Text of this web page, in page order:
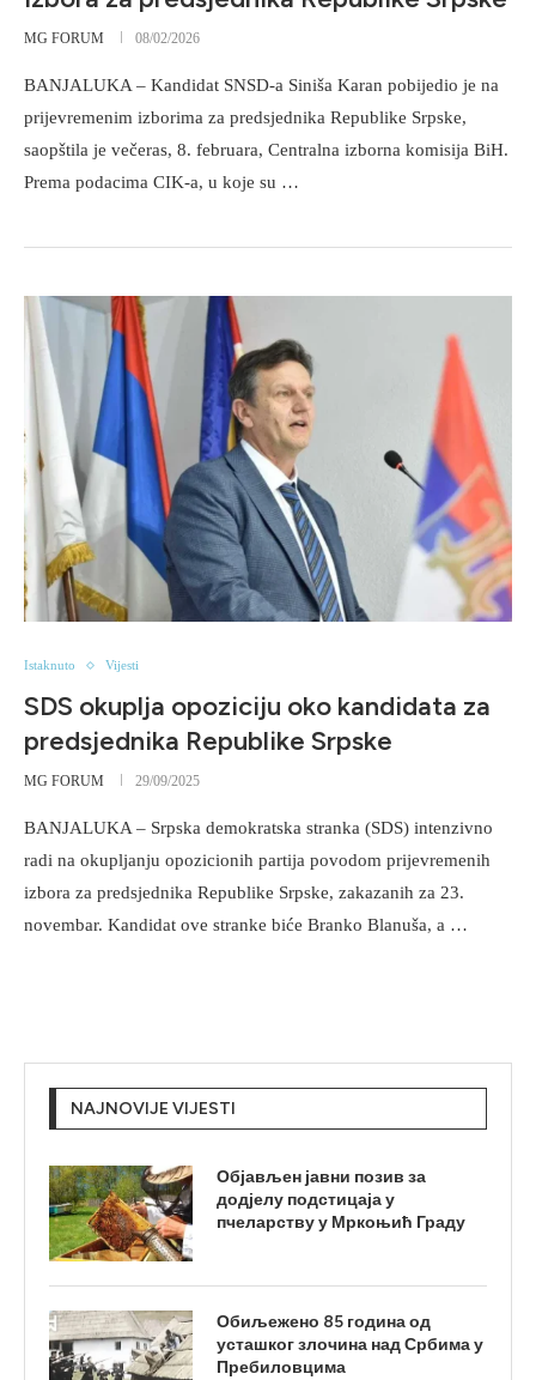
MG FORUM 08/02/2026
BANJALUKA – Kandidat SNSD-a Siniša Karan pobijedio je na
prijevremenim izborima za predsjednika Republike Srpske,
saopštila je večeras, 8. februara, Centralna izborna komisija BiH.
Prema podacima CIK-a, u koje su …
Istaknuto Vijesti
SDS okuplja opoziciju oko kandidata za
predsjednika Republike Srpske
MG FORUM 29/09/2025
BANJALUKA – Srpska demokratska stranka (SDS) intenzivno
radi na okupljanju opozicionih partija povodom prijevremenih
izbora za predsjednika Republike Srpske, zakazanih za 23.
novembar. Kandidat ove stranke biće Branko Blanuša, a …
NAJNOVIJE VIJESTI
Објављен јавни позив за
додјелу подстицаја у
пчеларству у Мркоњић Граду
Обиљежено 85 година од
усташког злочина над Србима у
Пребиловцима